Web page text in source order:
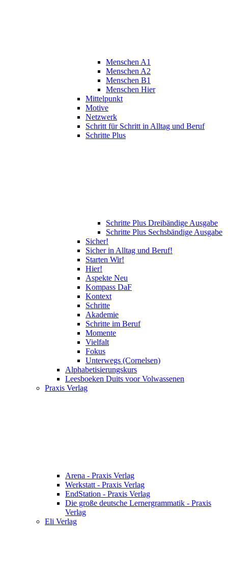
Menschen A1
Menschen A2
Menschen B1
Menschen Hier
Mittelpunkt
Motive
Netzwerk
Schritt für Schritt in Alltag und Beruf
Schritte Plus
Schritte Plus Dreibändige Ausgabe
Schritte Plus Sechsbändige Ausgabe
Sicher!
Sicher in Alltag und Beruf!
Starten Wir!
Hier!
Aspekte Neu
Kompass DaF
Kontext
Schritte
Akademie
Schritte im Beruf
Momente
Vielfalt
Fokus
Unterwegs (Cornelsen)
Alphabetisierungskurs
Leesboeken Duits voor Volwassenen
Praxis Verlag
Arena - Praxis Verlag
Werkstatt - Praxis Verlag
EndStation - Praxis Verlag
Die große deutsche Lernergrammatik - Praxis
Verlag
Eli Verlag